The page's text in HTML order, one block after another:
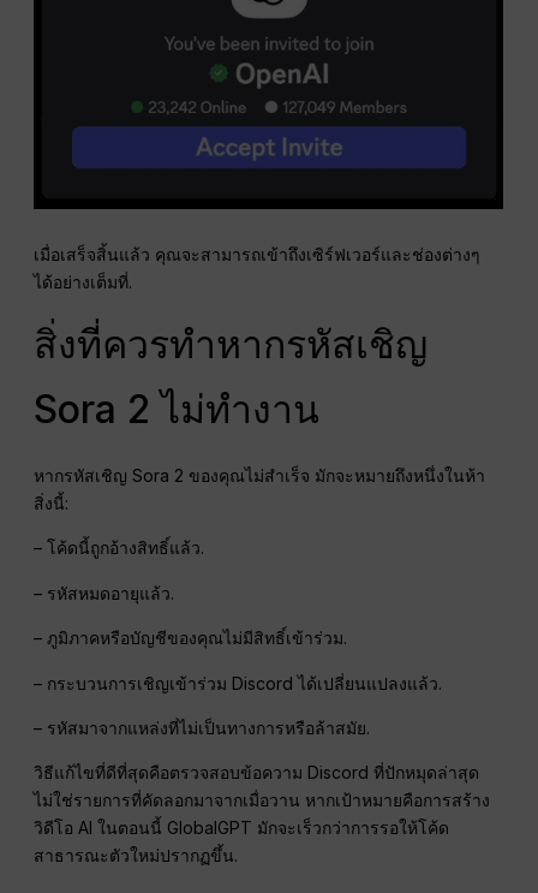
เมื่อเสร็จสิ้นแล้ว คุณจะสามารถเข้าถึงเซิร์ฟเวอร์และช่องต่างๆ
ได้อย่างเต็มที่.
สิ่งที่ควรทำหากรหัสเชิญ
Sora 2 ไม่ทำงาน
หากรหัสเชิญ Sora 2 ของคุณไม่สำเร็จ มักจะหมายถึงหนึ่งในห้า
สิ่งนี้:
– โค้ดนี้ถูกอ้างสิทธิ์แล้ว.
– รหัสหมดอายุแล้ว.
– ภูมิภาคหรือบัญชีของคุณไม่มีสิทธิ์เข้าร่วม.
– กระบวนการเชิญเข้าร่วม Discord ได้เปลี่ยนแปลงแล้ว.
– รหัสมาจากแหล่งที่ไม่เป็นทางการหรือล้าสมัย.
วิธีแก้ไขที่ดีที่สุดคือตรวจสอบข้อความ Discord ที่ปักหมุดล่าสุด
ไม่ใช่รายการที่คัดลอกมาจากเมื่อวาน หากเป้าหมายคือการสร้าง
วิดีโอ AI ในตอนนี้ GlobalGPT มักจะเร็วกว่าการรอให้โค้ด
สาธารณะตัวใหม่ปรากฏขึ้น.